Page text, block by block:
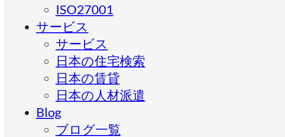
ISO27001
サービス
サービス
日本の住宅検索
日本の賃貸
日本の人材派遣
Blog
ブログ一覧